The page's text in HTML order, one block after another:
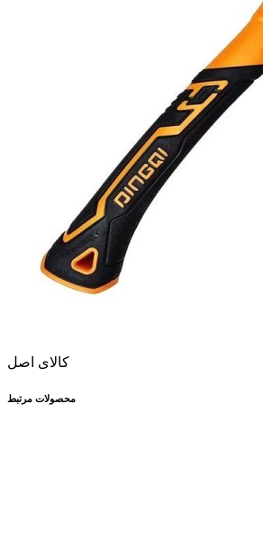
کالای اصل
محصولات مرتبط